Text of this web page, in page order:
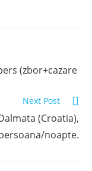
(zbor+cazare
Next Post
(Croatia),
noapte.